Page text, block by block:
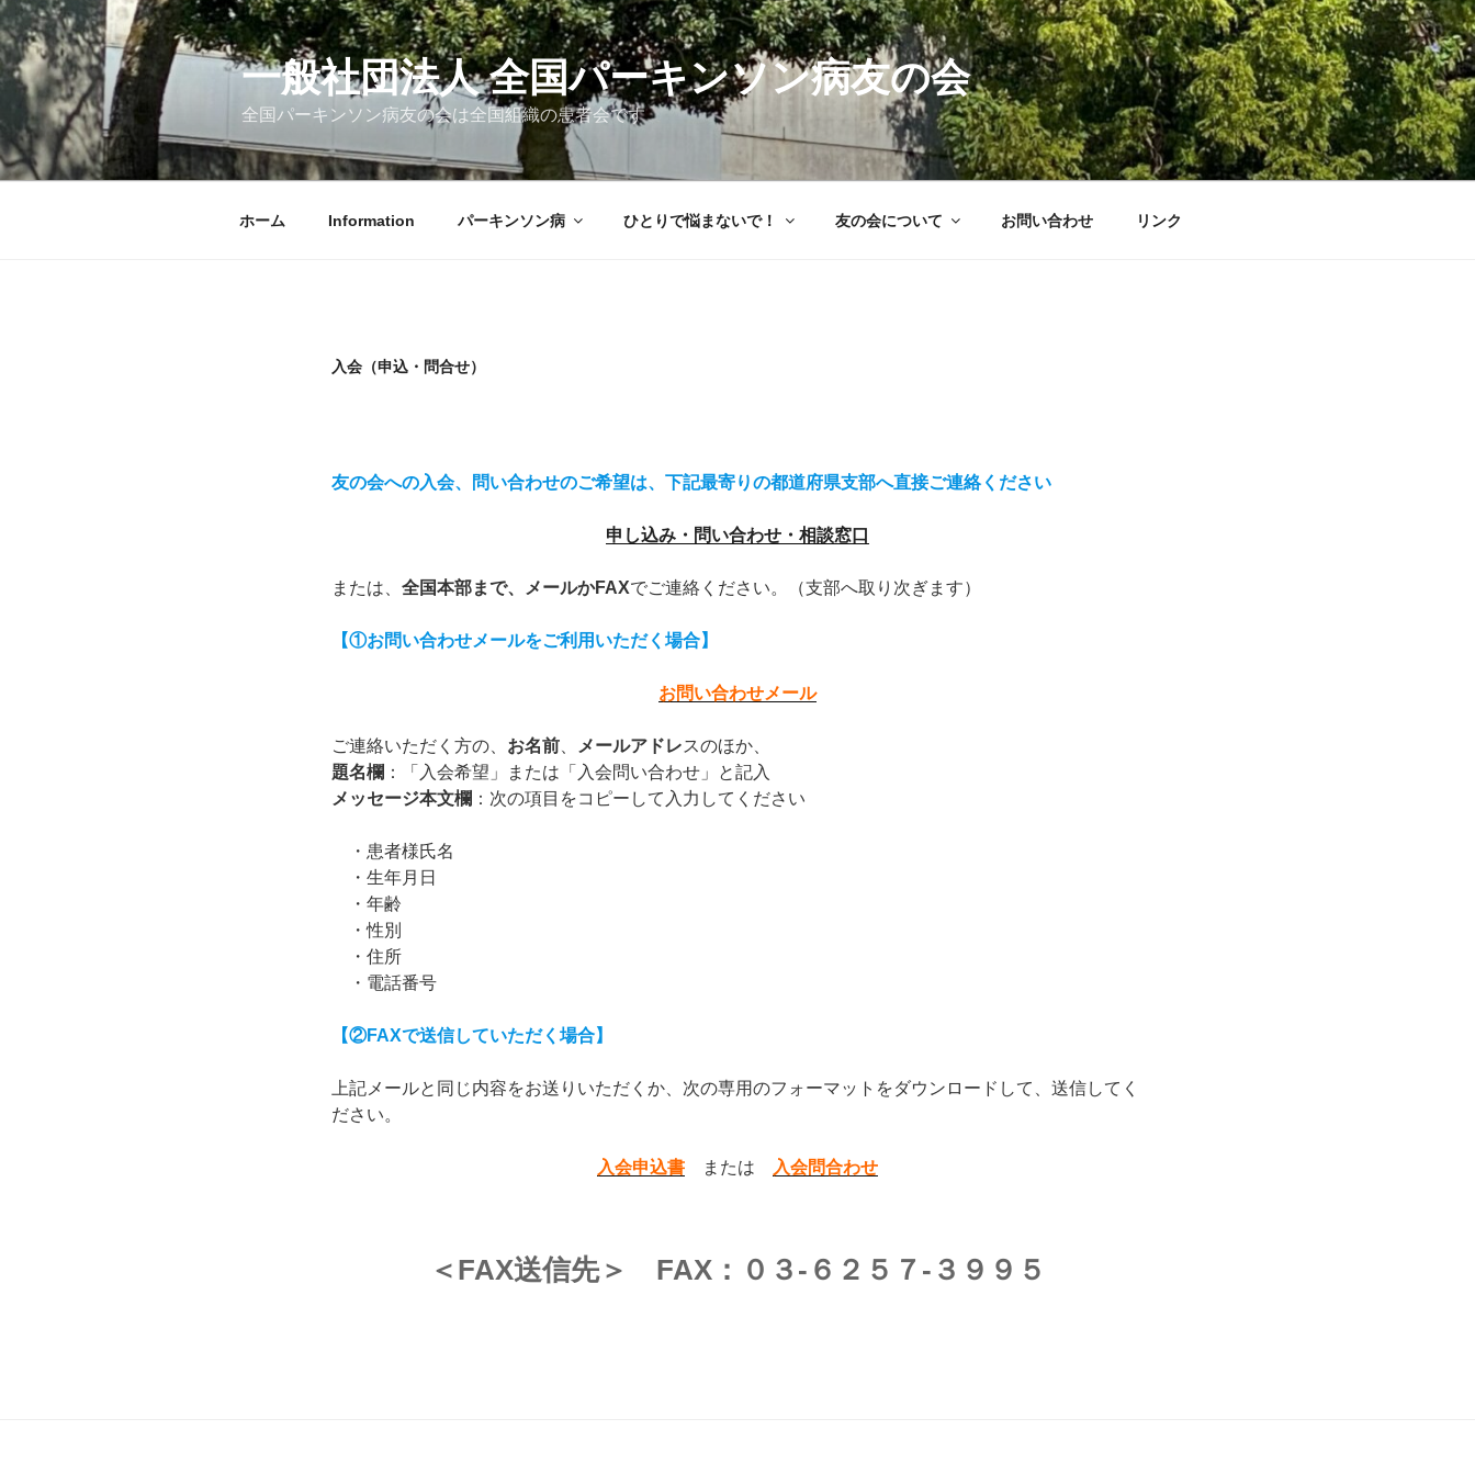
コ
ン
テ
ツ
へ
ス
一般社団法人 全国パーキンソン病友の会
全国パーキンソン病友の会は全国組織の患者会です
ホーム Information パーキンソン病 ひとりで悩まないで！ 友の会について お問い合わせ リンク
入会（申込・問合せ）
友の会への入会、問い合わせのご希望は、下記最寄りの都道府県支部へ直接ご連絡ください
申し込み・問い合わせ・相談窓口
または、 全国本部まで、メールかFAXでご連絡ください。（支部へ取り次ぎます）
【①お問い合わせメールをご利用いただく場合】
お問い合わせメール
ご連絡いただく方の、 お名前 メールアドレスのほか、
題名欄 ：「入会希望」または「入会問い合わせ」と記入
メッセージ本文欄 ：次の項目をコピーして入力してください
・患者様氏名
・生年月日
・年齢
・性別
・住所
・電話番号
【②FAXで送信していただく場合】
上記メールと同じ内容をお送りいただくか、次の専用のフォーマットをダウンロードして、送信してく
ださい。
入会申込書 または 入会問合わせ
＜FAX送信先＞ FAX：０３-６２５７-３９９５